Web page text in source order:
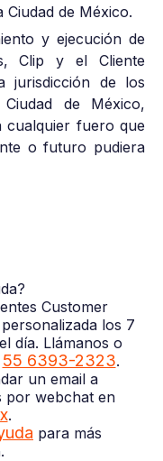
de México.
y ejecución de
Clip y el Cliente
jurisdicción de los
de México,
cualquier fuero que
o futuro pudiera
Customer
los 7
día. Llámanos o
55 6393-2323.
un email a
webchat en
.
para más